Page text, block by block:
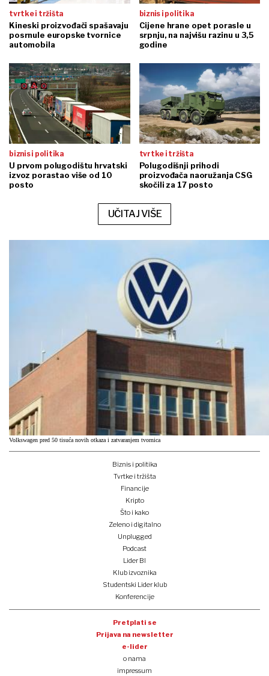
tvrtke i tržišta
Kineski proizvođači spašavaju
posrnule europske tvornice
automobila
biznis i politika
Cijene hrane opet porasle u
srpnju, na najvišu razinu u 3,5
godine
biznis i politika
U prvom polugodištu hrvatski
izvoz porastao više od 10
posto
tvrtke i tržišta
Polugodišnji prihodi
proizvođača naoružanja CSG
skočili za 17 posto
UČITAJ VIŠE
Volkswagen pred 50 tisuća novih otkaza i zatvaranjem tvornica
Biznis i politika
Tvrtke i tržišta
Financije
Kripto
Što i kako
Zeleno i digitalno
Unplugged
Podcast
Lider BI
Klub izvoznika
Studentski Lider klub
Konferencije
Pretplati se
Prijava na newsletter
e-lider
o nama
impressum